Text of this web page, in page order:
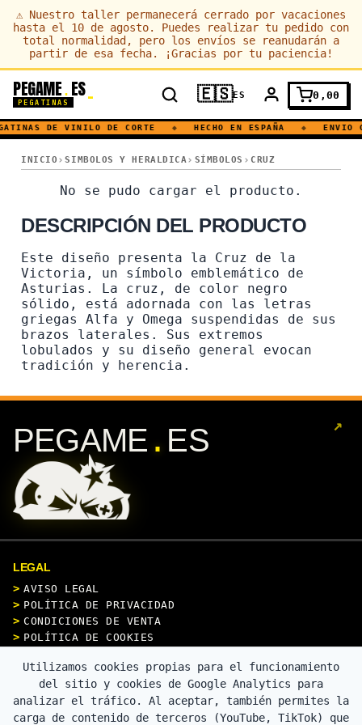
⚠ Nuestro taller permanecerá cerrado por vacaciones
hasta el 10 de agosto. Puedes realizar tu pedido con
total normalidad, pero los envíos se reanudarán a
partir de esa fecha. ¡Gracias por tu paciencia!
PEGAME. ES
PEGATINAS 🇪🇸ES 0,00
DE VINILO DE CORTE ◆ HECHO EN ESPAÑA ◆ ENVIO
INICIO SIMBOLOS Y HERALDICA SÍMBOLOS CRUZ
VICTORIA · ASTURIAS · BANDERA · REGIONAL · CRUZ
VICTORIA · ASTURIAS ·
No se pudo cargar el producto.
DESCRIPCIÓN DEL PRODUCTO
Este diseño presenta la Cruz de la
Victoria, un símbolo emblemático de
Asturias. La cruz, de color negro
sólido, está adornada con las letras
griegas Alfa y Omega suspendidas de sus
brazos laterales. Sus extremos
lobulados y su diseño general evocan
tradición y herencia.
PEGAME . ES ↗
LEGAL
AVISO LEGAL
POLÍTICA DE PRIVACIDAD
CONDICIONES DE VENTA
POLÍTICA DE COOKIES
CONTACTO
Utilizamos cookies propias para el funcionamiento
del sitio y cookies de Google Analytics para
analizar el tráfico. Al aceptar, también permites la
carga de contenido de terceros (YouTube, TikTok) que